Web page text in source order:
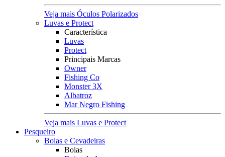
Veja mais Óculos Polarizados
Luvas e Protect
Característica
Luvas
Protect
Principais Marcas
Owner
Fishing Co
Monster 3X
Albatroz
Mar Negro Fishing
Veja mais Luvas e Protect
Pesqueiro
Boias e Cevadeiras
Boias